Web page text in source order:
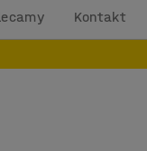
Kontakt